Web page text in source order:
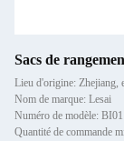
Sacs de
Lieu d'origine: Zhejiang,
Nom de marque: Lesai
Numéro de modèle: BI01
Quantité de commande